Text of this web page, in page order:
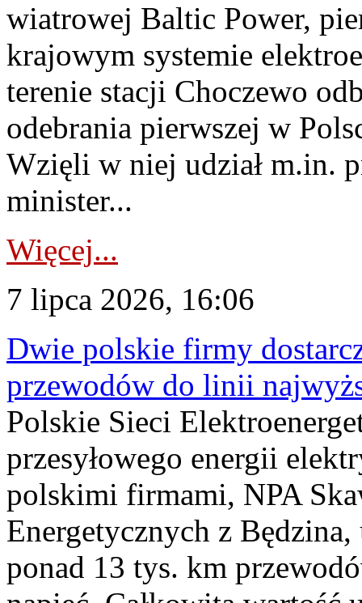
wiatrowej Baltic Power,
krajowym systemie
terenie stacji Choczewo
odebrania pierwszej w
Wzięli w niej udział m.in.
minister...
Więcej...
7 lipca 2026, 16:06
Dwie polskie firmy
przewodów do linii
Polskie Sieci
przesyłowego energii
polskimi firmami, NPA
Energetycznych z
ponad 13 tys. km